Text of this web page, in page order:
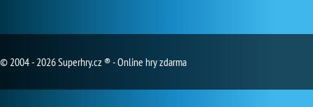
© 2004 - 2026 Superhry.cz ® - Online hry zdarma